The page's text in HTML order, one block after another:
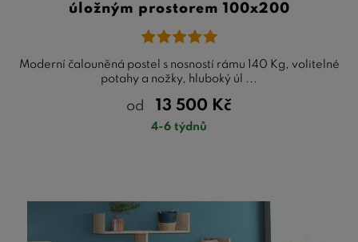
úložným prostorem 100x200
Moderní čalouněná postel s nosností rámu 140 Kg, volitelné
potahy a nožky, hluboký úl ...
od 13 500 Kč
4-6 týdnů